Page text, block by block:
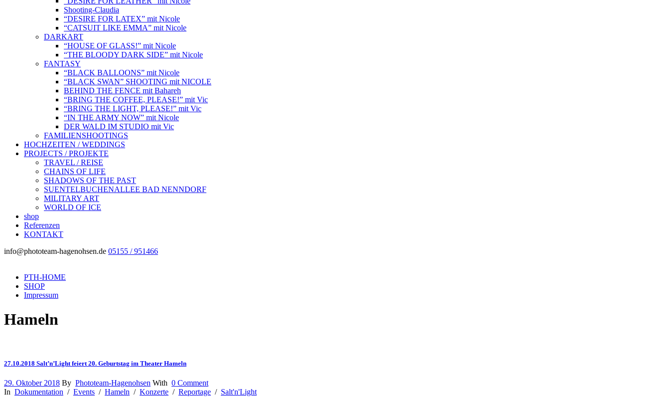
Shooting-Claudia
“DESIRE FOR LATEX” mit Nicole
“CATSUIT LIKE EMMA” mit Nicole
DARKART
“HOUSE OF GLASS!” mit Nicole
“THE BLOODY DARK SIDE” mit Nicole
FANTASY
“BLACK BALLOONS” mit Nicole
“BLACK SWAN” SHOOTING mit NICOLE
BEHIND THE FENCE mit Bahareh
“BRING THE COFFEE, PLEASE!” mit Vic
“BRING THE LIGHT, PLEASE!” mit Vic
“IN THE ARMY NOW” mit Nicole
DER WALD IM STUDIO mit Vic
FAMILIENSHOOTINGS
HOCHZEITEN / WEDDINGS
PROJECTS / PROJEKTE
TRAVEL / REISE
CHAINS OF LIFE
SHADOWS OF THE PAST
SUENTELBUCHENALLEE BAD NENNDORF
MILITARY ART
WORLD OF ICE
shop
Referenzen
KONTAKT
info@phototeam-hagenohsen.de 05155 / 951466
PTH-HOME
SHOP
Impressum
Hameln
27.10.2018 Salt’n’Light feiert 20. Geburtstag im Theater Hameln
29. Oktober 2018 By Phototeam-Hagenohsen With 0 Comment
In Dokumentation / Events / Hameln / Konzerte / Reportage / Salt'n'Light